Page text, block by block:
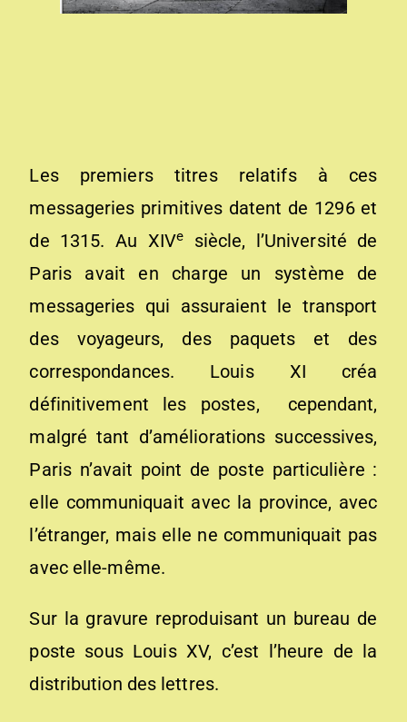
Les premiers titres relatifs à ces
messageries primitives datent de 1296 et
de 1315. Au XIVe
siècle, l’Université de
Paris avait en charge un système de
messageries qui assuraient le transport
des voyageurs, des paquets et des
correspondances. Louis XI créa
définitivement les postes, cependant,
malgré tant d’améliorations successives,
Paris n’avait point de poste particulière :
elle communiquait avec la province, avec
l’étranger, mais elle ne communiquait pas
avec elle-même.
Sur la gravure reproduisant un bureau de
poste sous Louis XV, c’est l’heure de la
distribution des lettres.